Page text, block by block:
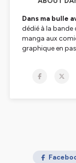
Dans ma bulle
dédié à la bande
manga aux
graphique en
forme d'une
L'émission est